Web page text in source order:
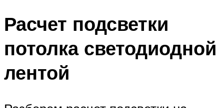
Расчет подсветки
потолка светодиодной
лентой